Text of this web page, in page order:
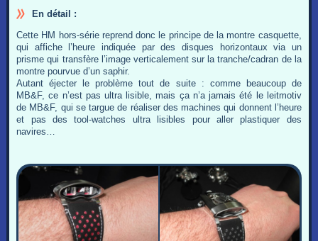
En détail :
Cette HM hors-série reprend donc le principe de la montre casquette,
qui affiche l’heure indiquée par des disques horizontaux via un
prisme qui transfère l’image verticalement sur la tranche/cadran de la
montre pourvue d’un saphir.
Autant éjecter le problème tout de suite : comme beaucoup de
MB&F, ce n’est pas ultra lisible, mais ça n’a jamais été le leitmotiv
de MB&F, qui se targue de réaliser des machines qui donnent l’heure
et pas des tool-watches ultra lisibles pour aller plastiquer des
navires…